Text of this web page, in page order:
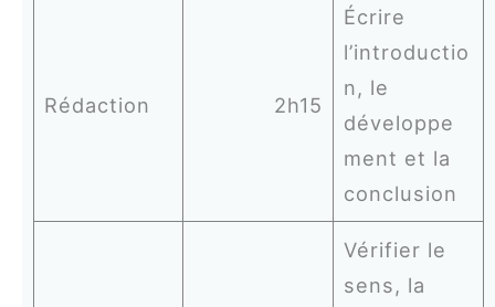
Rédaction 2h15
Écrire
l’introductio
n, le
développe
ment et la
conclusion
Vérifier le
sens, la